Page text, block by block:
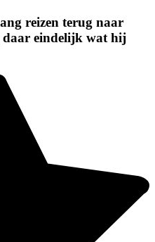
reizen terug naar
daar eindelijk wat hij